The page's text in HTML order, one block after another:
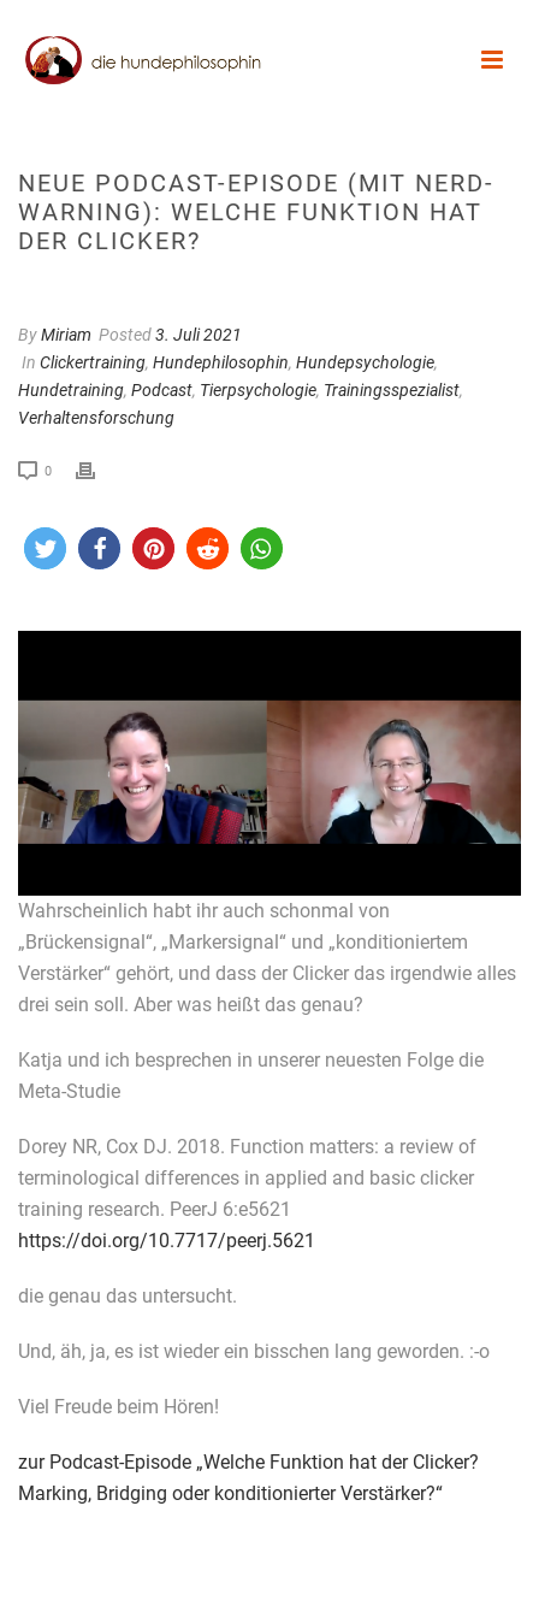
NEUE PODCAST-EPISODE (MIT NERD-
WARNING): WELCHE FUNKTION HAT
DER CLICKER?
ByMiriam Posted3. Juli 2021
In Clickertraining, Hundephilosophin, Hundepsychologie,
Hundetraining, Podcast, Tierpsychologie, Trainingsspezialist,
Verhaltensforschung
0
Wahrscheinlich habt ihr auch schonmal von
„Brückensignal“, „Markersignal“ und „konditioniertem
Verstärker“ gehört, und dass der Clicker das irgendwie alles
drei sein soll. Aber was heißt das genau?
Katja und ich besprechen in unserer neuesten Folge die
Meta-Studie
Dorey NR, Cox DJ. 2018. Function matters: a review of
terminological differences in applied and basic clicker
training research. PeerJ 6:e5621
https://doi.org/10.7717/peerj.5621
die genau das untersucht.
Und, äh, ja, es ist wieder ein bisschen lang geworden. :-o
Viel Freude beim Hören!
zur Podcast-Episode „Welche Funktion hat der Clicker?
Marking, Bridging oder konditionierter Verstärker?“